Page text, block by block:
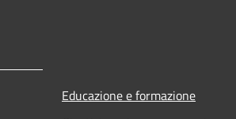
Educazione e formazione